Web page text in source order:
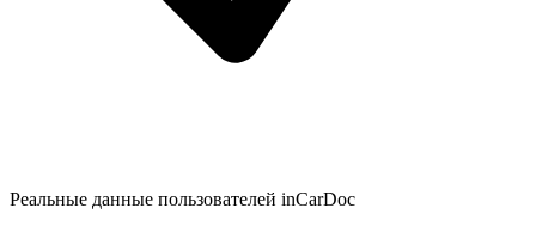
Реальные данные пользователей inCarDoc